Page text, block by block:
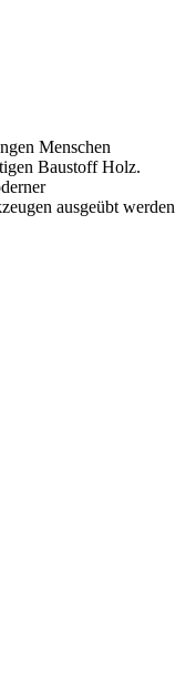
Menschen
Baustoff Holz.
ausgeübt werden